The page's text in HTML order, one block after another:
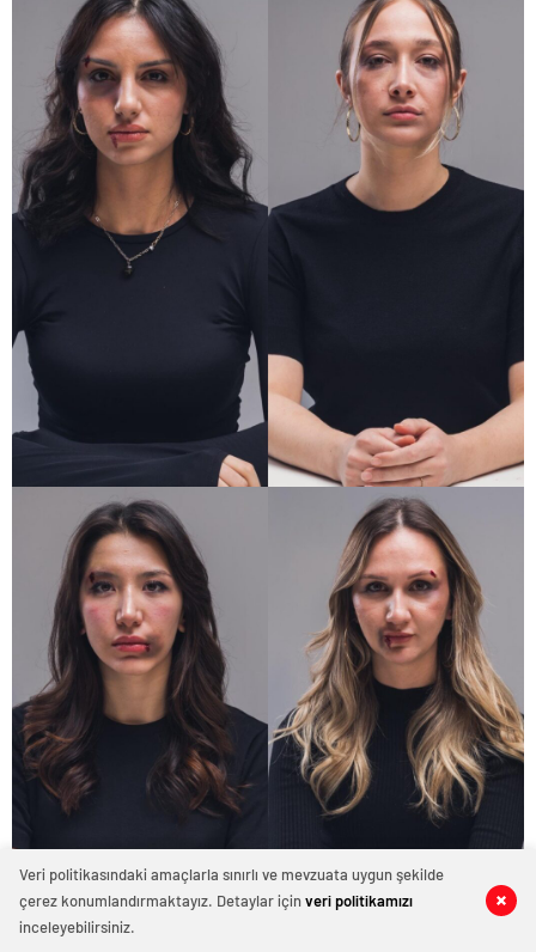
0 0
0 0
0 0
Veri politikasındaki amaçlarla sınırlı ve mevzuata uygun şekilde
çerez konumlandırmaktayız. Detaylar içinveri politikamızı
inceleyebilirsiniz.